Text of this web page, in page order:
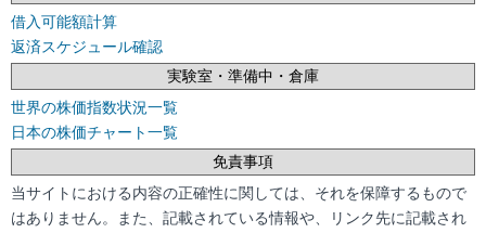
借入可能額計算
返済スケジュール確認
実験室・準備中・倉庫
世界の株価指数状況一覧
日本の株価チャート一覧
免責事項
当サイトにおける内容の正確性に関しては、それを保障するもので
はありません。また、記載されている情報や、リンク先に記載され